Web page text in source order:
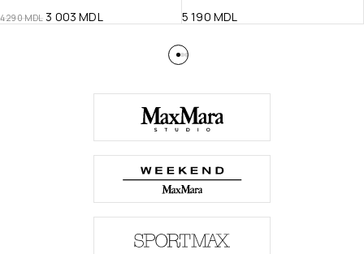
4 290MDL 3 003MDL
5 190 MDL